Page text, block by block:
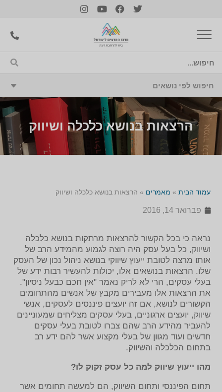
הרצאות בנושא כלכלה ושיווק
עמוד הבית » מאמרים » הרצאות בנושא כלכלה ושיווק
פברואר 14, 2016
נראה כי בכל הקשור להרצאות מרתקות בנושא כלכלה
ושיווק, כל בעל עסק היה רוצה לגמוע מהמידע הרב של
אותו מרצה לטובת ייעוץ שיווקי בנושא ניהול נכון של העסק
שלו. הרצאות בנושאים אלו, יכולות להעשיר רבות ידע של
בעלי עסקים, הרי לא לריק נאמר "אין חכם כבעל ניסיון".
את הרצאות אלו מעבירים מקבץ של אנשים מהתחומים
הקשורים לנושא, אם זה יועצים פיננסים לעסקים, אנשי
שיווק, יועצים ארגוניים, בעלי עסקים מצליחים שמעוניינים
להעביר מהידע הרב שהם צברו לטובת בעלי עסקים
חדשים ועוד מגוון של בעלי מקצוע אשר להם ידע רב
בתחום הכלכלה והשיווק.
מהו ייעוץ שיווק למה כל עסק זקוק לו?
תחום הפיננסי ותחום השיווק, הם למעשה תחומים אשר